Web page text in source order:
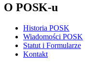
O POSK-u
Historia POSK
Wiadomości POSK
Statut i Formularze
Kontakt